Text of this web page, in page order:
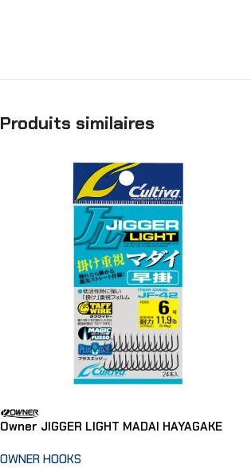
Produits similaires
Owner JIGGER LIGHT MADAI HAYAGAKE
OWNER HOOKS